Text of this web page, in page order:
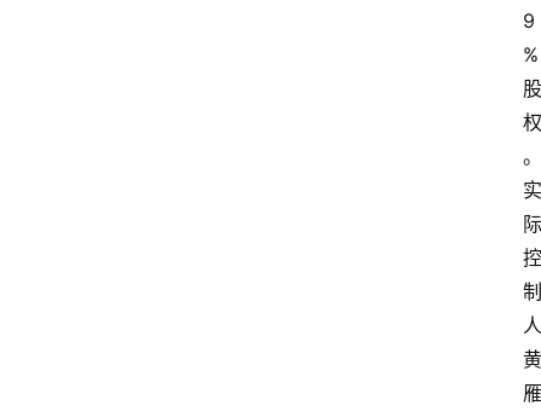
9
%
股
权
。
实
际
控
制
人
黄
雁